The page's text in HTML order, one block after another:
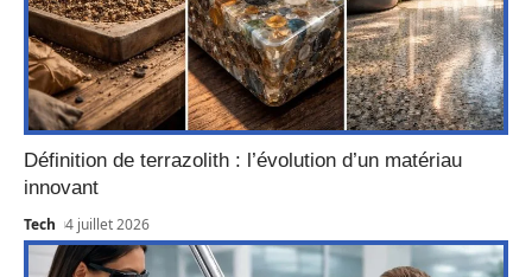
Définition de terrazolith : l’évolution d’un matériau
innovant
Tech 4 juillet 2026